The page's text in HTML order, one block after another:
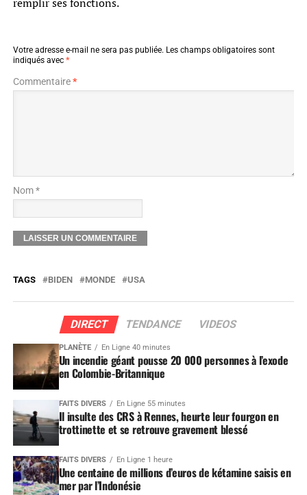
Votre adresse e-mail ne sera pas publiée. Les champs obligatoires sont
indiqués avec *
Commentaire*
Nom *
TAGS BIDEN MONDE USA
DIRECT TENDANCE VIDEOS
PLANÈTE En Ligne 40 minutes
Un incendie géant pousse 20 000 personnes à l’exode
en Colombie-Britannique
FAITS DIVERS En Ligne 55 minutes
Il insulte des CRS à Rennes, heurte leur fourgon en
trottinette et se retrouve gravement blessé
FAITS DIVERS En Ligne 1 heure
Une centaine de millions d’euros de kétamine saisis en
mer par l’Indonésie